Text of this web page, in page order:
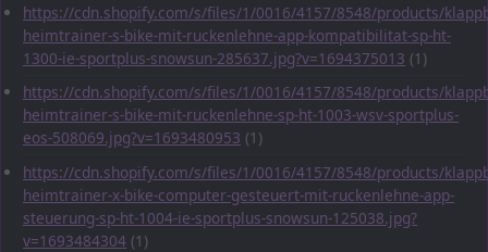
https://cdn.shopify.com/s/files/1/0016/4157/8548/products/
heimtrainer-s-bike-mit-ruckenlehne-app-kompatibilitat-sp-ht-
1300-ie-sportplus-snowsun-285637.jpg?v=1694375013 (1)
https://cdn.shopify.com/s/files/1/0016/4157/8548/products/
heimtrainer-s-bike-mit-ruckenlehne-sp-ht-1003-wsv-sportplus-
eos-508069.jpg?v=1693480953 (1)
https://cdn.shopify.com/s/files/1/0016/4157/8548/products/
heimtrainer-x-bike-computer-gesteuert-mit-ruckenlehne-app-
steuerung-sp-ht-1004-ie-sportplus-snowsun-125038.jpg?
v=1693484304 (1)